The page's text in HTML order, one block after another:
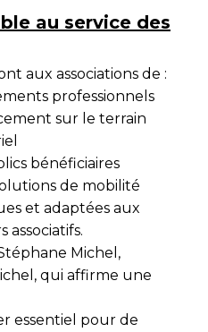
au service des
aux associations de :
professionnels
sur le terrain
bénéficiaires
de mobilité
et adaptées aux
associatifs.
Michel ,
qui affirme une
essentiel pour de